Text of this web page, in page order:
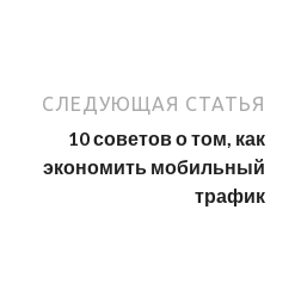
СЛЕДУЮЩАЯ СТАТЬЯ
10 советов о том, как
экономить мобильный
трафик